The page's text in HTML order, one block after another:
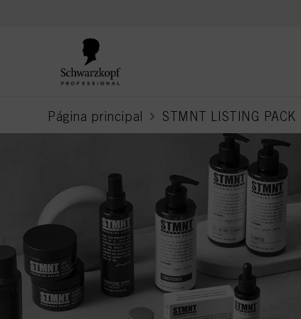
Página principal STMNT LISTING PACK
current page